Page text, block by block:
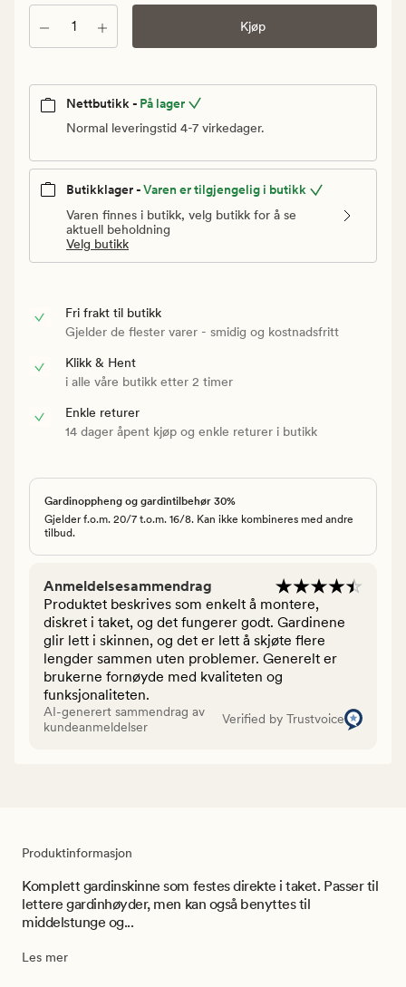
Antall Kjøp
Nettbutikk - På lager
Normal leveringstid 4-7 virkedager.
Butikklager -Varen er tilgjengelig i butikk
Varen finnes i butikk, velg butikk for å se
aktuell beholdning
Velg butikk
Fri frakt til butikk
Gjelder de flester varer - smidig og kostnadsfritt
Klikk & Hent
i alle våre butikk etter 2 timer
Enkle returer
14 dager åpent kjøp og enkle returer i butikk
Gardinoppheng og gardintilbehør 30%
Gjelder f.o.m. 20/7 t.o.m. 16/8. Kan ikke kombineres med andre
tilbud.
Anmeldelsesammendrag
Produktet beskrives som enkelt å montere,
diskret i taket, og det fungerer godt. Gardinene
glir lett i skinnen, og det er lett å skjøte flere
lengder sammen uten problemer. Generelt er
brukerne fornøyde med kvaliteten og
funksjonaliteten.
AI-generert sammendrag av
kundeanmeldelser
Verified by Trustvoice
Produktinformasjon
Komplett gardinskinne som festes direkte i taket. Passer til
lettere gardinhøyder, men kan også benyttes til
middelstunge og...
Les mer